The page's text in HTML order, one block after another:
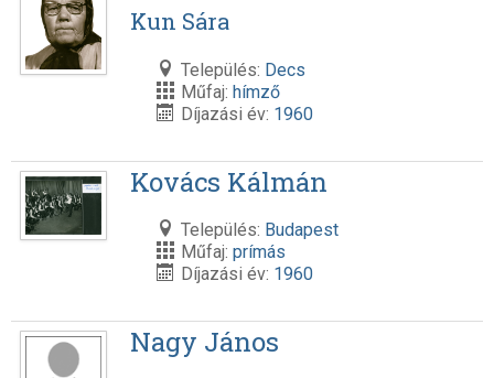
Kun Sára
Település: Decs
Műfaj: hímző
Díjazási év: 1960
Kovács Kálmán
Település: Budapest
Műfaj: prímás
Díjazási év: 1960
Nagy János